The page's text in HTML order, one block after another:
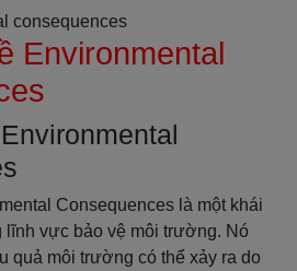
consequences
Environmental
Consequences là một khái
lĩnh vực bảo vệ môi trường. Nó
quả môi trường có thể xảy ra do